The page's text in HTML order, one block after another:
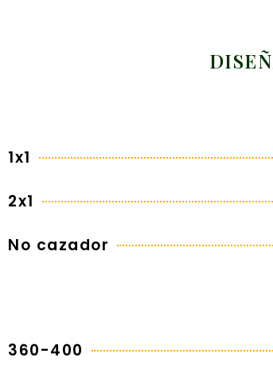
1x1
2x1
No cazador
360-400